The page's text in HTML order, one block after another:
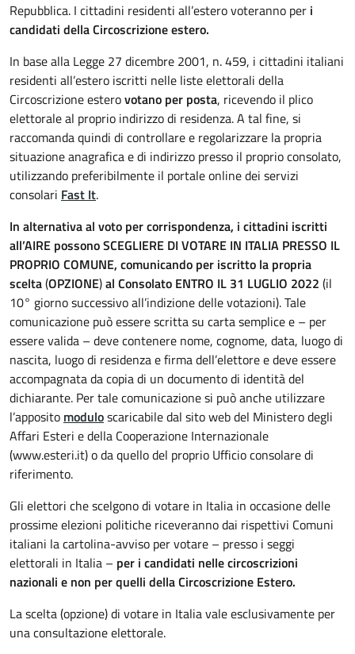
Repubblica. I cittadini residenti all’estero voteranno per i
candidati della Circoscrizione estero.
In base alla Legge 27 dicembre 2001, n. 459, i cittadini italiani
residenti all’estero iscritti nelle liste elettorali della
Circoscrizione esterovotano per posta, ricevendo il plico
elettorale al proprio indirizzo di residenza. A tal fine, si
raccomanda quindi di controllare e regolarizzare la propria
situazione anagrafica e di indirizzo presso il proprio consolato,
utilizzando preferibilmente il portale online dei servizi
consolari Fast It.
In alternativa al voto per corrispondenza, i cittadini iscritti
all’AIRE possono SCEGLIERE DI VOTARE IN ITALIA PRESSO IL
PROPRIO COMUNE, comunicando per iscritto la propria
scelta(OPZIONE)al Consolato ENTRO IL 31 LUGLIO 2022 (il
10° giorno successivo all’indizione delle votazioni). Tale
comunicazione può essere scritta su carta semplice e – per
essere valida – deve contenere nome, cognome, data, luogo di
nascita, luogo di residenza e firma dell’elettore e deve essere
accompagnata da copia di un documento di identità del
dichiarante. Per tale comunicazione si può anche utilizzare
l’apposito moduloscaricabile dal sito web del Ministero degli
Affari Esteri e della Cooperazione Internazionale
(www.esteri.it) o da quello del proprio Ufficio consolare di
riferimento.
Gli elettori che scelgono di votare in Italia in occasione delle
prossime elezioni politiche riceveranno dai rispettivi Comuni
italiani la cartolina-avviso per votare – presso i seggi
elettorali in Italia – per i candidati nelle circoscrizioni
nazionali e non per quelli della Circoscrizione Estero.
La scelta (opzione) di votare in Italia vale esclusivamente per
una consultazione elettorale.